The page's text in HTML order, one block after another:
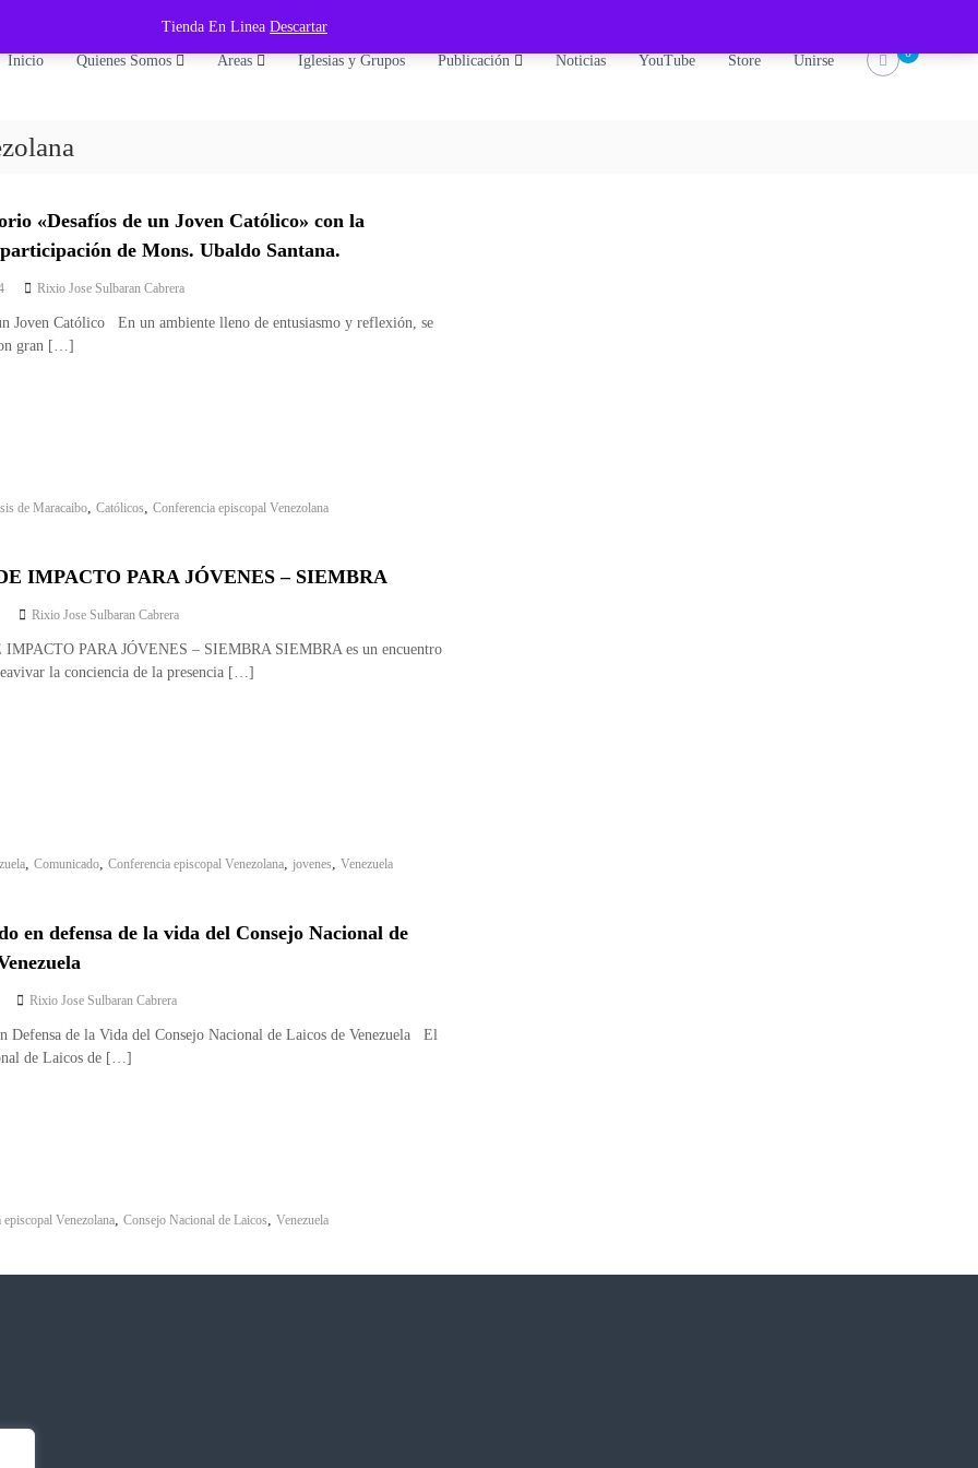
Tienda En Linea Descartar
Inicio Quienes Somos Áreas Iglesias y Grupos Publicación Noticias YouTube Store Unirse 0
«Desafíos de un Joven Católico» con la
de Mons. Ubaldo Santana.
Rixio Jose Sulbaran Cabrera
Joven Católico En un ambiente lleno de entusiasmo y reflexión, se
gran […]
de Maracaibo Católicos Conferencia episcopal Venezolana
IMPACTO PARA JÓVENES – SIEMBRA
Rixio Jose Sulbaran Cabrera
PARA JÓVENES – SIEMBRA SIEMBRA es un encuentro
la conciencia de la presencia […]
Comunicado Conferencia episcopal Venezolana jovenes Venezuela
en defensa de la vida del Consejo Nacional de
Rixio Jose Sulbaran Cabrera
Defensa de la Vida del Consejo Nacional de Laicos de Venezuela El
de Laicos de […]
Venezolana Consejo Nacional de Laicos Venezuela